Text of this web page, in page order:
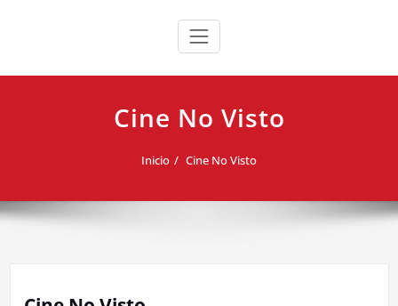
Cine No Visto
Inicio Cine No Visto